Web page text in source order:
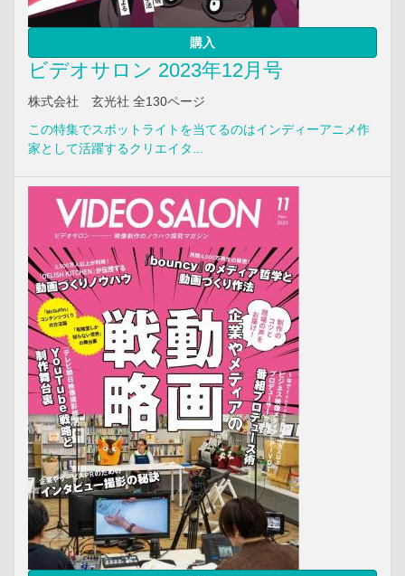
購入
ビデオサロン 2023年12月号
株式会社 玄光社 全130ページ
この特集でスポットライトを当てるのはインディーアニメ作
家として活躍するクリエイタ...